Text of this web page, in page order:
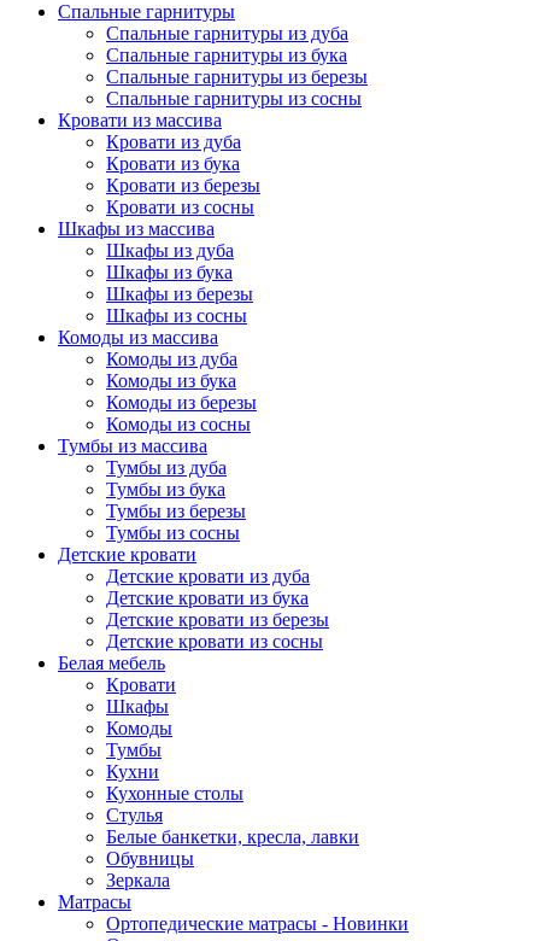
Спальные гарнитуры
Спальные гарнитуры из дуба
Спальные гарнитуры из бука
Спальные гарнитуры из березы
Спальные гарнитуры из сосны
Кровати из массива
Кровати из дуба
Кровати из бука
Кровати из березы
Кровати из сосны
Шкафы из массива
Шкафы из дуба
Шкафы из бука
Шкафы из березы
Шкафы из сосны
Комоды из массива
Комоды из дуба
Комоды из бука
Комоды из березы
Комоды из сосны
Тумбы из массива
Тумбы из дуба
Тумбы из бука
Тумбы из березы
Тумбы из сосны
Детские кровати
Детские кровати из дуба
Детские кровати из бука
Детские кровати из березы
Детские кровати из сосны
Белая мебель
Кровати
Шкафы
Комоды
Тумбы
Кухни
Кухонные столы
Стулья
Белые банкетки, кресла, лавки
Обувницы
Зеркала
Матрасы
Ортопедические матрасы - Новинки